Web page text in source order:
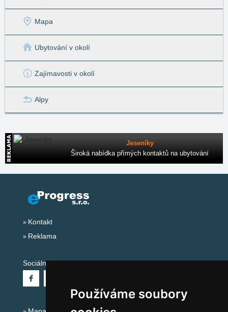
Používáme soubory
Mapa
Ubytování v okolí
Zajímavosti v okolí
Alpy
Jeseníky
Široká nabídka přímých kontaktů na ubytování
Kontakt
Reklama
Sociální sítě: